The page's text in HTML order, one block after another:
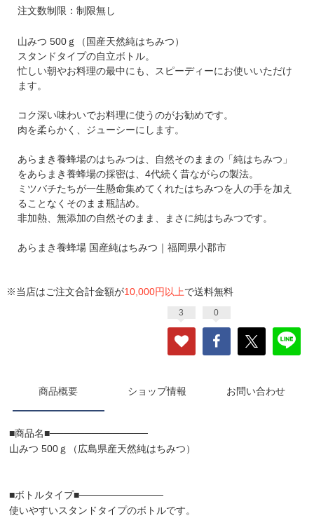
注文数制限：制限無し
山みつ 500ｇ（国産天然純はちみつ）
スタンドタイプの自立ボトル。
忙しい朝やお料理の最中にも、スピーディーにお使いいただけ
ます。
コク深い味わいでお料理に使うのがお勧めです。
肉を柔らかく、ジューシーにします。
あらまき養蜂場のはちみつは、自然そのままの「純はちみつ」
をあらまき養蜂場の採密は、4代続く昔ながらの製法。
ミツバチたちが一生懸命集めてくれたはちみつを人の手を加え
ることなくそのまま瓶詰め。
非加熱、無添加の自然そのまま、まさに純はちみつです。
あらまき養蜂場 国産純はちみつ｜福岡県小郡市
※当店はご注文合計金額が10,000円以上で送料無料
3 0
商品概要 ショップ情報 お問い合わせ
■商品名■──────────────
山みつ 500ｇ（広島県産天然純はちみつ）
■ボトルタイプ■────────────
使いやすいスタンドタイプのボトルです。